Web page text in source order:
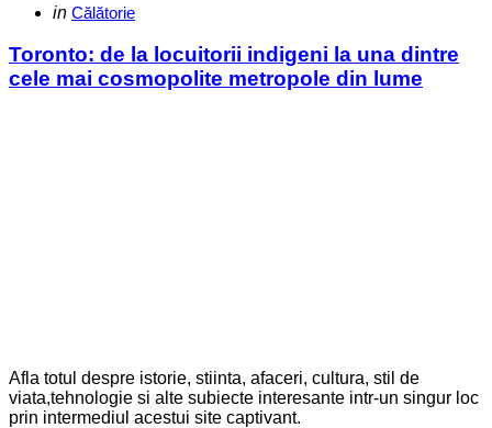
Categories
Posted
in Călătorie
Toronto: de la locuitorii indigeni la una dintre
cele mai cosmopolite metropole din lume
Afla totul despre istorie, stiinta, afaceri, cultura, stil de
viata,tehnologie si alte subiecte interesante intr-un singur loc
prin intermediul acestui site captivant.